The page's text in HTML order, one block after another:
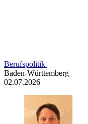
Berufspolitik
Baden-Württemberg
02.07.2026